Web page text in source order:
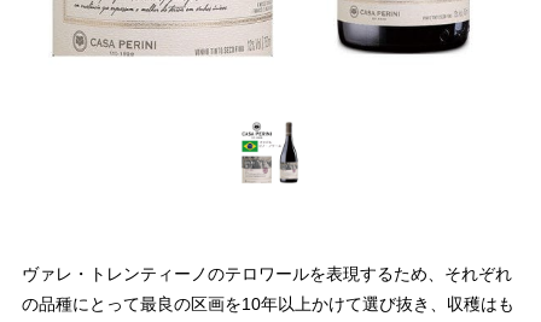
ヴァレ・トレンティーノのテロワールを表現するため、それぞれ
の品種にとって最良の区画を10年以上かけて選び抜き、収穫はも